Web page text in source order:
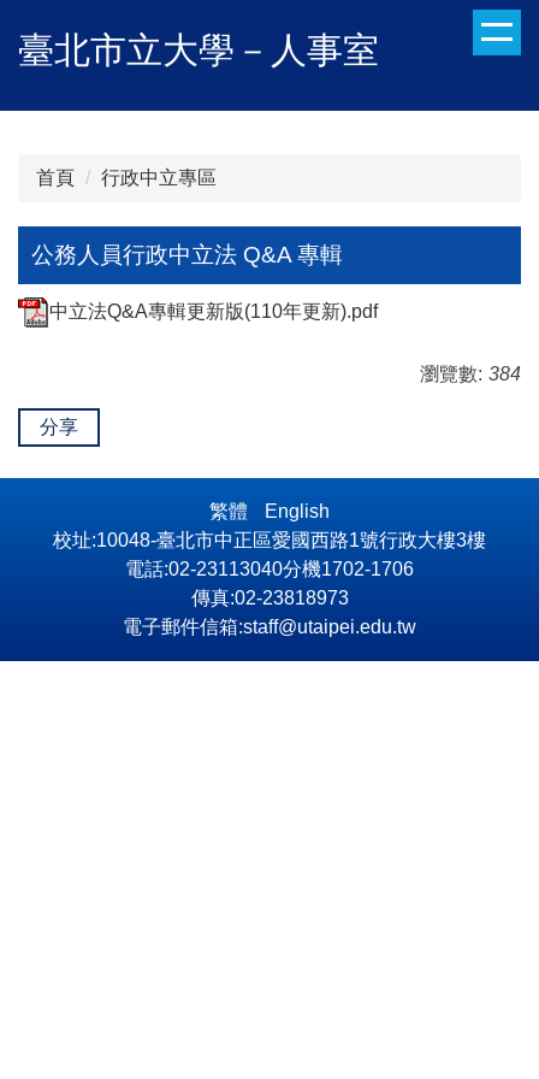
到
臺北市立大學－人事室
首頁 行政中立專區
公務人員行政中立法 Q&A 專輯
中立法Q&A專輯更新版(110年更新).pdf
瀏覽數: 384
分享
繁體
English
校址:10048-臺北市中正區愛國西路1號行政大樓3樓
電話:02-23113040分機1702-1706
傳真:02-23818973
電子郵件信箱:staff@utaipei.edu.tw